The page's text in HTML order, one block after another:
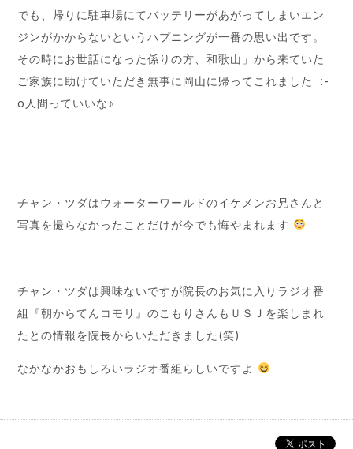
でも、帰りに駐車場にてバッテリーがあがってしまいエン
ジンがかからないというハプニングが一番の思い出です。
その時にお世話になった係りの方、和歌山」から来ていた
ご家族に助けていただき無事に岡山に帰ってこれました :-
o人間っていいな♪
チャン・ツダはウォーターワールドのイケメンお兄さんと
写真を撮らなかったことだけが今でも悔やまれます
チャン・ツダは興味ないですが院長のお気に入りラジオ番
組『朝からてんコモリ』のこもりさんもＵＳＪを楽しまれ
たとの情報を院長からいただきました(笑)
なかなかおもしろいラジオ番組らしいですよ